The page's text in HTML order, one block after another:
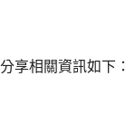
享相關資訊如下：